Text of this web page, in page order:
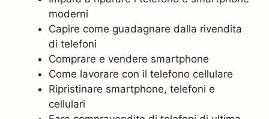
moderni
Capire come guadagnare dalla rivendita
di telefoni
Comprare e vendere smartphone
Come lavorare con il telefono cellulare
Ripristinare smartphone, telefoni e
cellulari